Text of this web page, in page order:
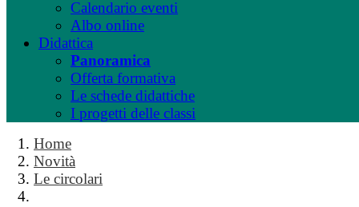
Calendario eventi
Albo online
Didattica
Panoramica
Offerta formativa
Le schede didattiche
I progetti delle classi
Home
Novità
Le circolari